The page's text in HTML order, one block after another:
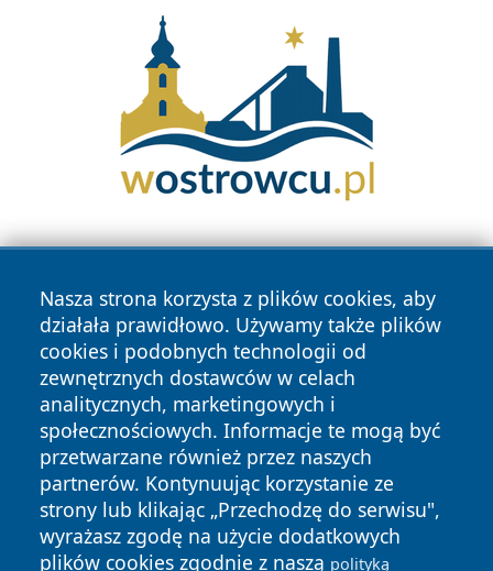
Nasza strona korzysta z plików cookies, aby
działała prawidłowo. Używamy także plików
cookies i podobnych technologii od
zewnętrznych dostawców w celach
analitycznych, marketingowych i
społecznościowych. Informacje te mogą być
przetwarzane również przez naszych
partnerów. Kontynuując korzystanie ze
strony lub klikając „Przechodzę do serwisu",
wyrażasz zgodę na użycie dodatkowych
plików cookies zgodnie z naszą polityką
Copyright © 2026 pulsbydgoszczy.pl Wszystkie prawa
zastrzeżone.
News Autorzy
Polityka
Prywatności
Polityka
Cookies